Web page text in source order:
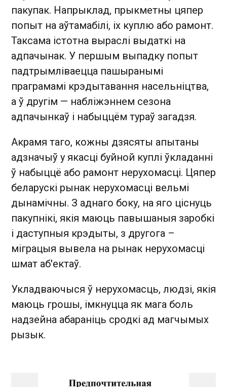
пакупак. Напрыклад, прыкметны цяпер
попыт на аўтамабілі, іх куплю або рамонт.
Таксама істотна выраслі выдаткі на
адпачынак. У першым выпадку попыт
падтрымліваецца пашыранымі
праграмамі крэдытавання насельніцтва,
а ў другім — набліжэннем сезона
адпачынкаў і набыццём тураў загадзя.
Акрамя таго, кожны дзясяты апытаны
адзначыў у якасці буйной куплі ўкладанні
ў набыццё або рамонт нерухомасці. Цяпер
беларускі рынак нерухомасці вельмі
дынамічны. З аднаго боку, на яго ціснуць
пакупнікі, якія маюць павышаныя заробкі
і даступныя крэдыты, з другога –
міграцыя вывела на рынак нерухомасці
шмат аб'ектаў.
Укладваючыся ў нерухомасць, людзі, якія
маюць грошы, імкнуцца як мага боль
надзейна абараніць сродкі ад магчымых
рызык.